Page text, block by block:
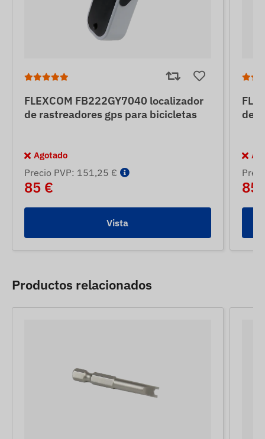
FLEXCOM FB222GY7040 localizador
de rastreadores gps para bicicletas
Agotado
Precio PVP: 151,25 €
85 €
Vista
de
85
Productos relacionados